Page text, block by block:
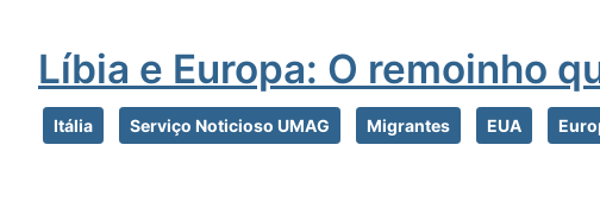
Líbia e Europa: O remoinho
Itália Serviço Noticioso UMAG Migrantes EUA